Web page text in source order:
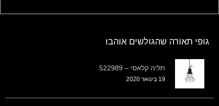
גופי תאורה שהגולשים אוהבו
תליה קלאסי – 522989
19 בינואר 2020